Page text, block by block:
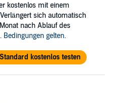
kostenlos mit einem
sich automatisch
nach Ablauf des
Bedingungen gelten.
kostenlos testen